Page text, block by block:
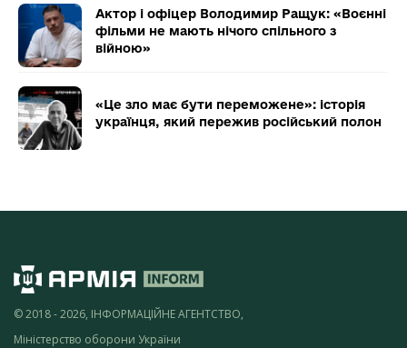
Актор і офіцер Володимир Ращук: «Воєнні
фільми не мають нічого спільного з
війною»
«Це зло має бути переможене»: історія
українця, який пережив російський полон
© 2018 - 2026, ІНФОРМАЦІЙНЕ АГЕНТСТВО,
Міністерство оборони України